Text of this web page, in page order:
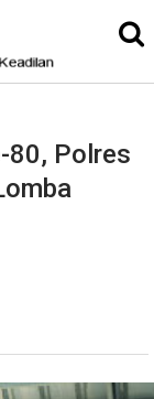
80, Polres